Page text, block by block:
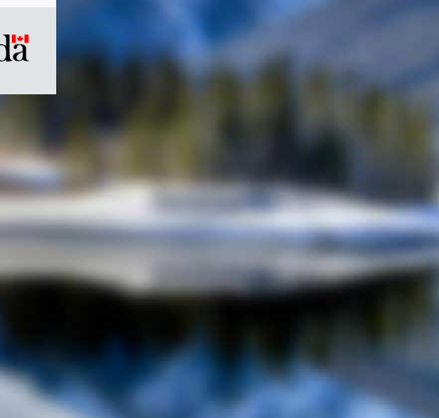
/
gouvernement
du
Canada